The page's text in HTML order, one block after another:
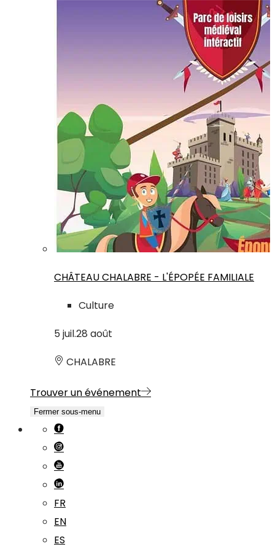
CHÂTEAU CHALABRE - L'ÉPOPÉE FAMILIALE
Culture
5 juil.28 août
CHALABRE
Trouver un événement
Fermer sous-menu
FR
EN
ES